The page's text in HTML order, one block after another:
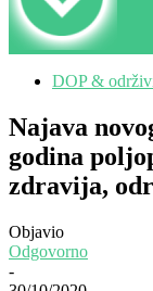
DOP &
Najava
godina
zdravija,
Objavio
Odgovorno
-